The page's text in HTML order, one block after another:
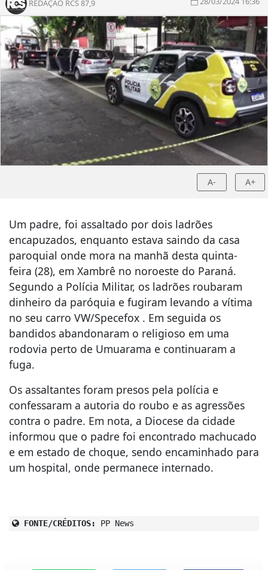
REDAÇÃO RCS 87,9
A- A+
Um padre, foi assaltado por dois ladrões
encapuzados, enquanto estava saindo da casa
paroquial onde mora na manhã desta quinta-
feira (28), em Xambrê no noroeste do Paraná.
Segundo a Polícia Militar, os ladrões roubaram
dinheiro da paróquia e fugiram levando a vítima
no seu carro VW/Specefox . Em seguida os
bandidos abandonaram o religioso em uma
rodovia perto de Umuarama e continuaram a
fuga.
Os assaltantes foram presos pela polícia e
confessaram a autoria do roubo e as agressões
contra o padre. Em nota, a Diocese da cidade
informou que o padre foi encontrado machucado
e em estado de choque, sendo encaminhado para
um hospital, onde permanece internado.
FONTE/CRÉDITOS: PP News